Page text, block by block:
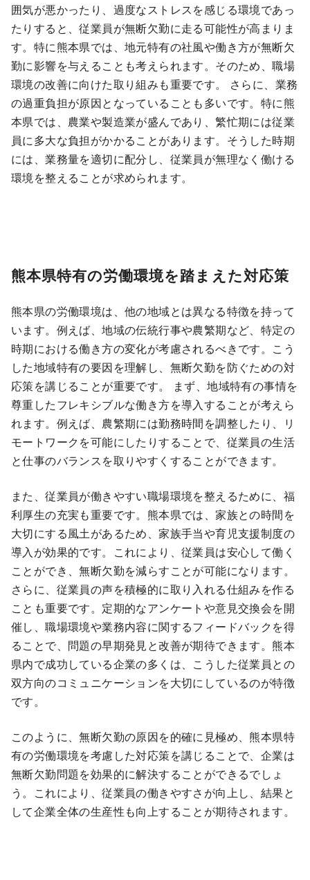
囲気が悪かったり、過度なストレスを感じる環境であっ
たりすると、従業員が無断欠勤に走る可能性が高まりま
す。特に熊本県では、地元特有の社風や働き方が無断欠
勤に影響を与えることも考えられます。そのため、職場
環境の改善に向けた取り組みも重要です。 さらに、業務
の過重負担が原因となっていることも多いです。特に熊
本県では、農業や製造業が盛んであり、繁忙期には従業
員に多大な負担がかかることがあります。そうした時期
には、業務量を適切に配分し、従業員が無理なく働ける
環境を整えることが求められます。
熊本県特有の労働環境を踏まえた対応策
熊本県の労働環境は、他の地域とは異なる特徴を持って
います。例えば、地域の伝統行事や農繁期など、特定の
時期における働き方の変化が考慮されるべきです。こう
した地域特有の要因を理解し、無断欠勤を防ぐための対
応策を講じることが重要です。 まず、地域特有の事情を
尊重したフレキシブルな働き方を導入することが考えら
れます。例えば、農繁期には勤務時間を調整したり、リ
モートワークを可能にしたりすることで、従業員の生活
と仕事のバランスを取りやすくすることができます。
また、従業員が働きやすい職場環境を整えるために、福
利厚生の充実も重要です。熊本県では、家族との時間を
大切にする風土があるため、家族手当や育児支援制度の
導入が効果的です。これにより、従業員は安心して働く
ことができ、無断欠勤を減らすことが可能になります。
さらに、従業員の声を積極的に取り入れる仕組みを作る
ことも重要です。定期的なアンケートや意見交換会を開
催し、職場環境や業務内容に関するフィードバックを得
ることで、問題の早期発見と改善が期待できます。熊本
県内で成功している企業の多くは、こうした従業員との
双方向のコミュニケーションを大切にしているのが特徴
です。
このように、無断欠勤の原因を的確に見極め、熊本県特
有の労働環境を考慮した対応策を講じることで、企業は
無断欠勤問題を効果的に解決することができるでしょ
う。これにより、従業員の働きやすさが向上し、結果と
して企業全体の生産性も向上することが期待されます。